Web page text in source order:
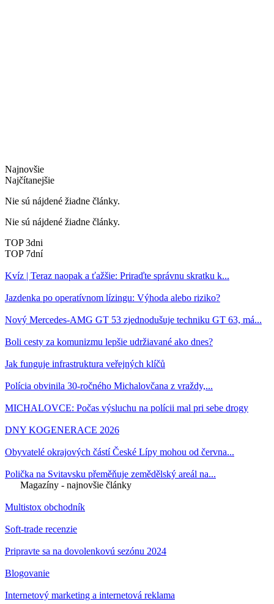
Najnovšie
Najčítanejšie
Nie sú nájdené žiadne články.
Nie sú nájdené žiadne články.
TOP 3dni
TOP 7dní
Kvíz | Teraz naopak a ťažšie: Priraďte správnu skratku k...
Jazdenka po operatívnom lízingu: Výhoda alebo riziko?
Nový Mercedes-AMG GT 53 zjednodušuje techniku GT 63, má...
Boli cesty za komunizmu lepšie udržiavané ako dnes?
Jak funguje infrastruktura veřejných klíčů
Polícia obvinila 30-ročného Michalovčana z vraždy,...
MICHALOVCE: Počas výsluchu na polícii mal pri sebe drogy
DNY KOGENERACE 2026
Obyvatelé okrajových částí České Lípy mohou od června...
Polička na Svitavsku přeměňuje zemědělský areál na...
Magazíny - najnovšie články
Multistox obchodník
Soft-trade recenzie
Pripravte sa na dovolenkovú sezónu 2024
Blogovanie
Internetový marketing a internetová reklama